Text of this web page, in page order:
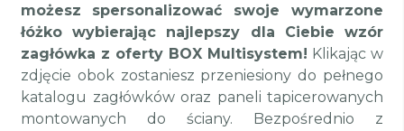
możesz
spersonalizować swoje wymarzone
łóżko wybierając najlepszy dla Ciebie wzór
zagłówka z oferty BOX Multisystem! Klikając w
zdjęcie obok zostaniesz przeniesiony do pełnego
katalogu zagłówków oraz paneli tapicerowanych
montowanych do ściany. Bezpośrednio z